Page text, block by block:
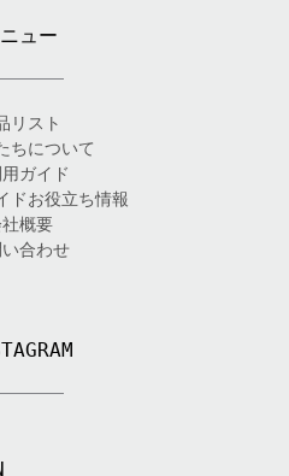
ュー
リスト
ちについて
ガイド
ドお役立ち情報
概要
合わせ